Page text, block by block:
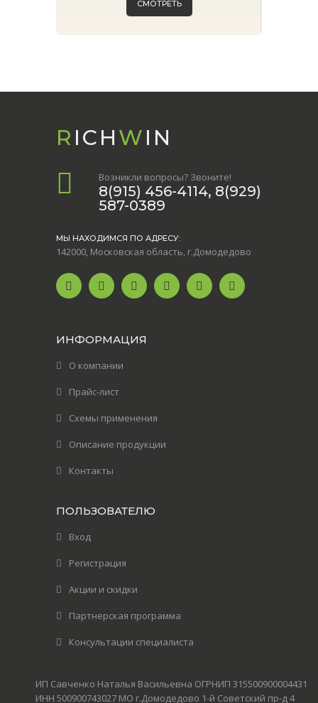
СМОТРЕТЬ
R ICHWIN
Возникли вопросы? Звоните!
8(915) 456-4114, 8(929)
587-0389
МЫ НАХОДИМСЯ ПО АДРЕСУ:
142000, Московская область, г.Домодедово
ИНФОРМАЦИЯ
О компании
Прайс-лист
Схемы применения
Описание продукции
Контакты
ПОЛЬЗОВАТЕЛЮ
Вход
Регистрация
Акции и скидки
Партнерская программа
Консультации специалиста
ИП Савченко Наталья Васильевна ОГРНИП 315500900004431
ИНН 500900743027 МО г.Домодедово 1-й Советский пр-д 4